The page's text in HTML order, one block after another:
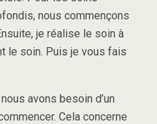
nous commençons
je réalise le soin à
le soin. Puis je vous fais
avons besoin d’un
Cela concerne